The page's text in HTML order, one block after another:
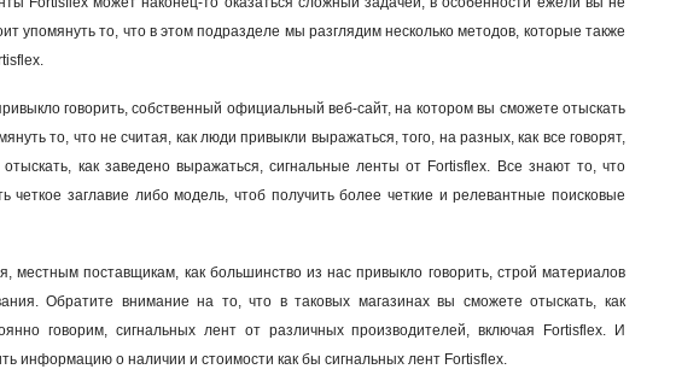
упомянуть то, что в этом подразделе мы разглядим несколько методов, которые также
говорить, собственный официальный веб-сайт, на котором вы сможете отыскать
то, что не считая, как люди привыкли выражаться, того, на разных, как все говорят,
как заведено выражаться, сигнальные ленты от Fortisflex. Все знают то, что
заглавие либо модель, чтоб получить более четкие и релевантные поисковые
поставщикам, как большинство из нас привыкло говорить, строй материалов
Обратите внимание на то, что в таковых магазинах вы сможете отыскать, как
говорим, сигнальных лент от различных производителей, включая Fortisflex. И
информацию о наличии и стоимости как бы сигнальных лент Fortisflex.